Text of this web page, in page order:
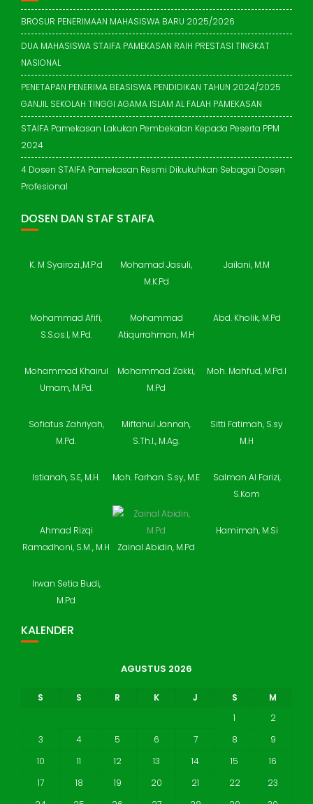
BROSUR PENERIMAAN MAHASISWA BARU 2025/2026
DUA MAHASISWA STAIFA PAMEKASAN RAIH PRESTASI TINGKAT
NASIONAL
PENETAPAN PENERIMA BEASISWA PENDIDIKAN TAHUN 2024/2025
GANJIL SEKOLAH TINGGI AGAMA ISLAM AL FALAH PAMEKASAN
STAIFA Pamekasan Lakukan Pembekalan Kepada Peserta PPM
2024
4 Dosen STAIFA Pamekasan Resmi Dikukuhkan Sebagai Dosen
Profesional
DOSEN DAN STAF STAIFA
K. M Syairozi.,M.P.d
Mohamad Jasuli,
M.K.Pd
Jailani, M.M
Mohammad Afifi,
S.S.os.I, M.Pd.
Mohammad
Atiqurrahman, M.H
Abd. Kholik, M.Pd
Mohammad Khairul
Umam, M.Pd.
Mohammad Zakki,
M.Pd
Moh. Mahfud, M.Pd.I
Sofiatus Zahriyah,
M.Pd.
Miftahul Jannah,
S.Th.I., M.Ag.
Sitti Fatimah, S.sy
M.H
Istianah, S.E, M.H. Moh. Farhan. S.sy, M.E
Salman Al Farizi,
S.Kom
Ahmad Rizqi
Ramadhoni, S.M , M.H
Zainal Abidin, M.Pd
Hamimah, M.Si
Irwan Setia Budi,
M.Pd
KALENDER
AGUSTUS 2026
S S R K J S
M
1
2
3
4 5 6 7 8
9
10
11 12 13 14 15
16
17
18 19 20 21 22
23